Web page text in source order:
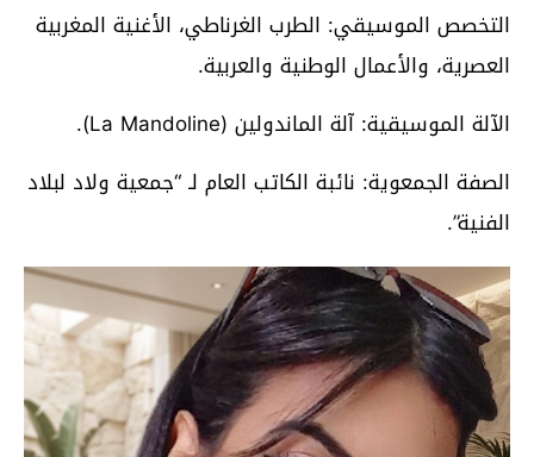
التخصص الموسيقي: الطرب الغرناطي، الأغنية المغربية
العصرية، والأعمال الوطنية والعربية.
الآلة الموسيقية: آلة الماندولين (La Mandoline).
الصفة الجمعوية: نائبة الكاتب العام لـ “جمعية ولاد لبلاد
الفنية”.